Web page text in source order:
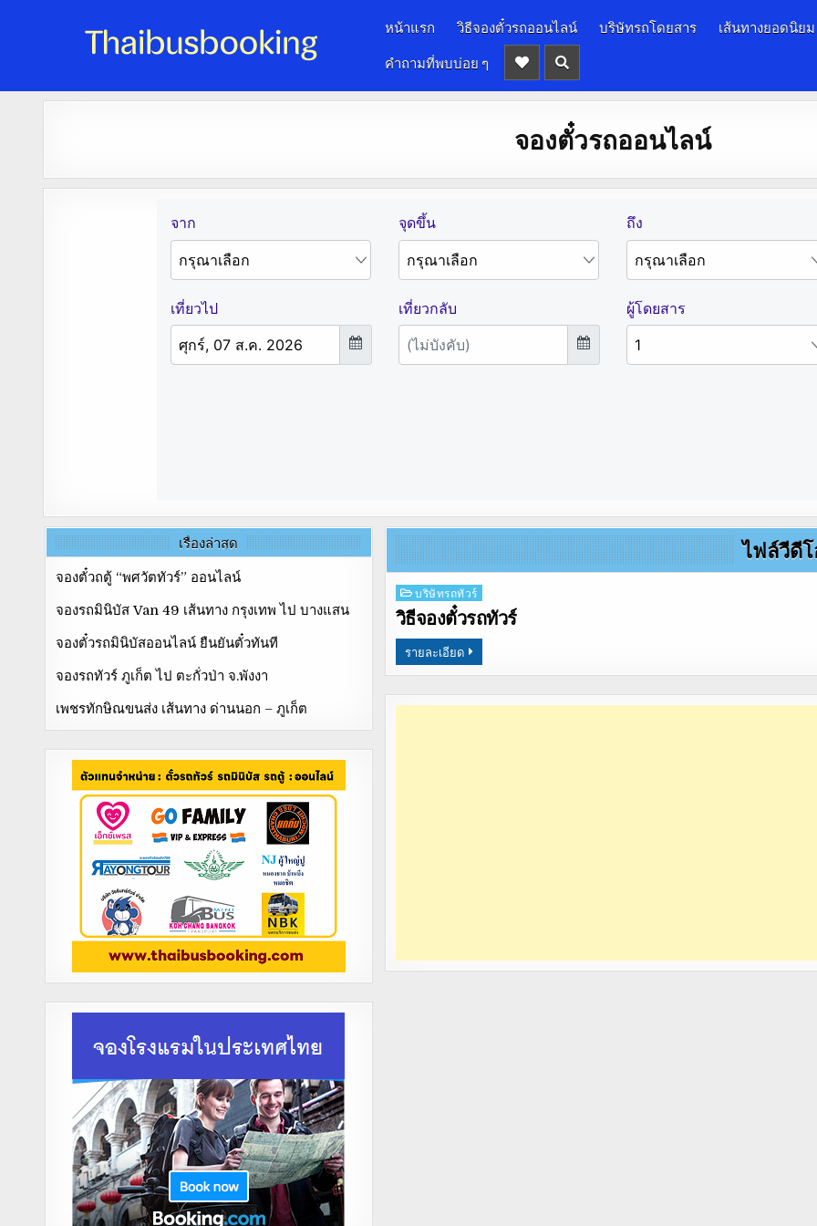
จองตั๋วรถออนไลน์ 24 ชั่วโมง
หน้าแรก วิธีจองตั๋วรถออนไลน์ บริษัทรถโดยสาร
เส้นทางยอดนิยม
คำถามที่พบบ่อย ๆ
จองตั๋วรถออนไลน์
ไฟล์วีดี
Posted
in
บริษัทรถทัวร์
วิธีจองตั๋วรถทัวร์
รายละเอียด
เรื่องล่าสุด
จองตั๋วถตู้ “พศวัตทัวร์” ออนไลน์
จองรถมินิบัส Van 49 เส้นทาง กรุงเทพ ไป บางแสน
จองตั๋วรถมินิบัสออนไลน์ ยืนยันตั๋วทันที
จองรถทัวร์ ภูเก็ต ไป ตะกั่วป่า จ.พังงา
เพชรทักษิณขนส่ง เส้นทาง ด่านนอก – ภูเก็ต